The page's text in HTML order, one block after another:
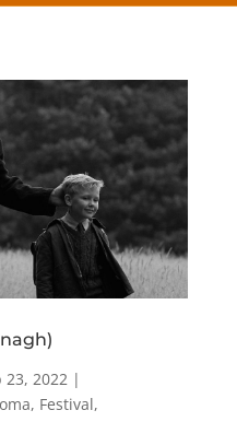
23, 2022|
, Festival,